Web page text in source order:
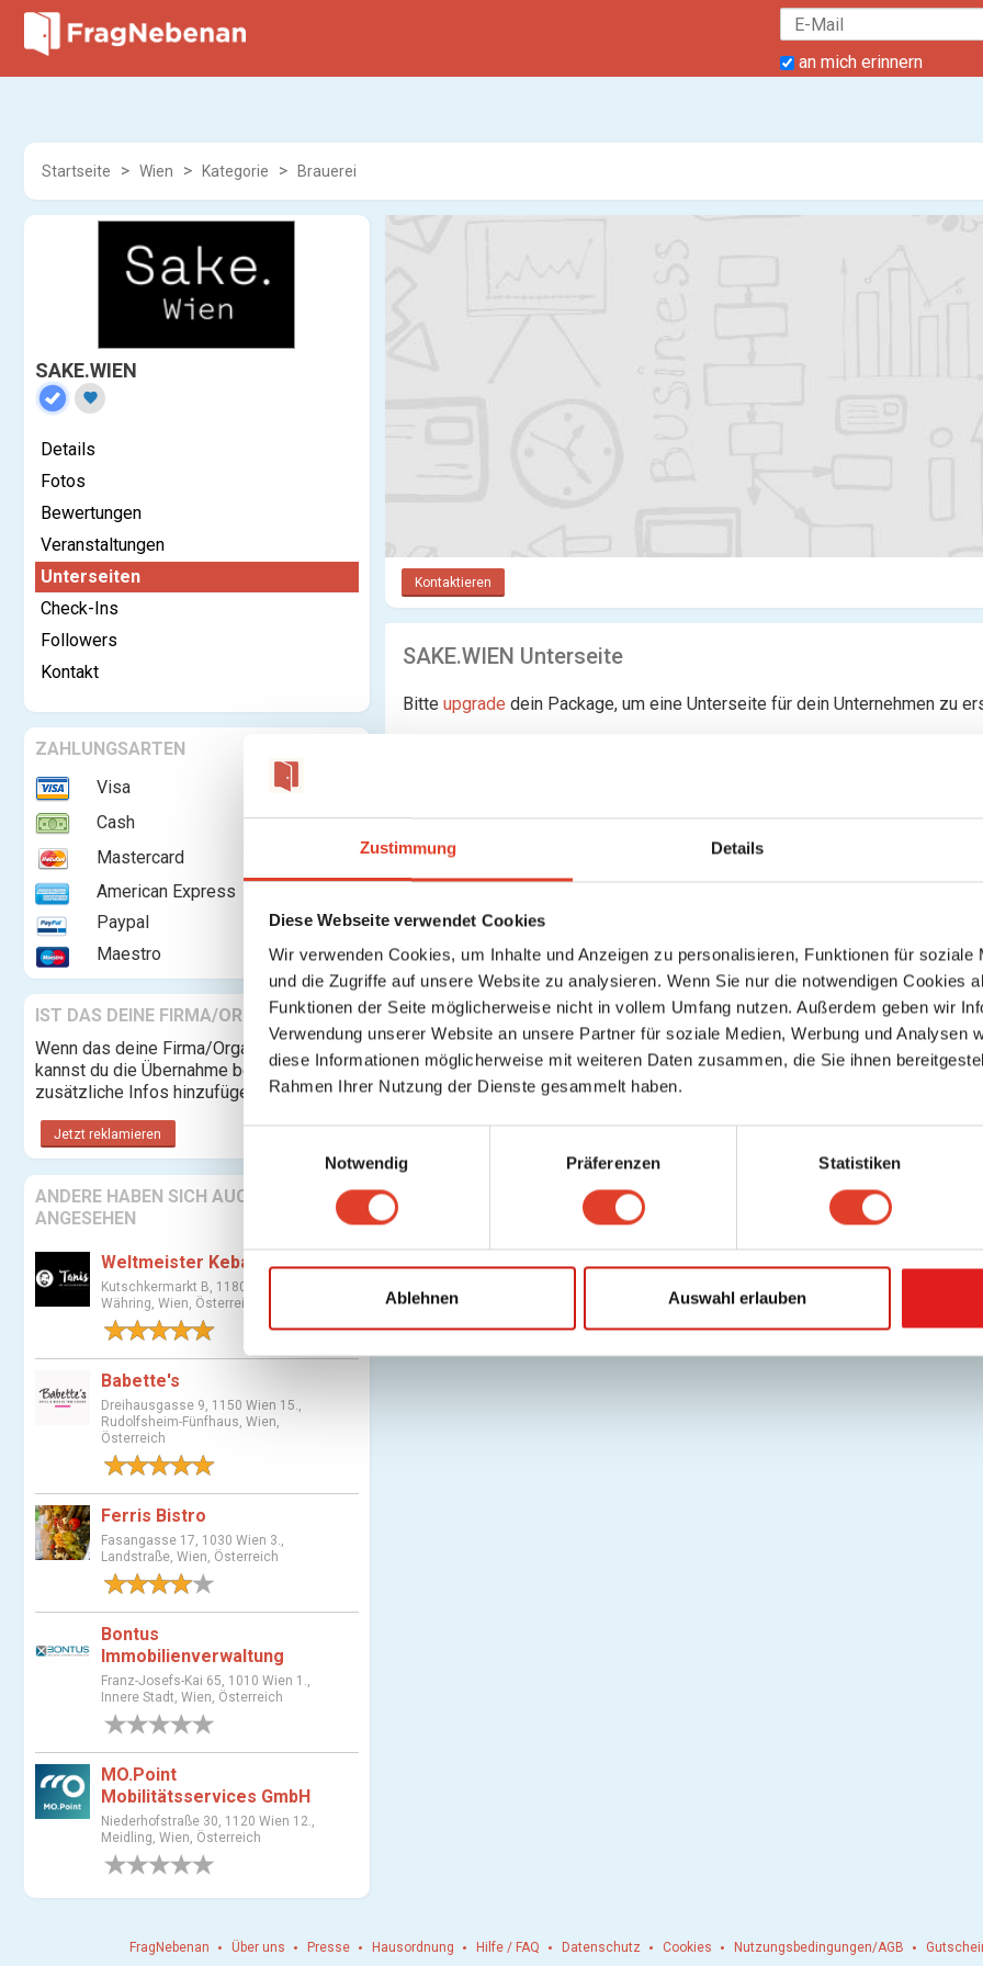
Zustimmung Details
Diese Webseite verwendet Cookies
Wir verwenden Cookies, um Inhalte und Anzeigen zu personalisieren, Funktionen für soziale
und die Zugriffe auf unsere Website zu analysieren. Wenn Sie nur die notwendigen Cookies
Funktionen der Seite möglicherweise nicht in vollem Umfang nutzen. Außerdem geben wir
Verwendung unserer Website an unsere Partner für soziale Medien, Werbung und Analysen
diese Informationen möglicherweise mit weiteren Daten zusammen, die Sie ihnen
Rahmen Ihrer Nutzung der Dienste gesammelt haben.
i
n
l
l
g
n
g
s
w
h
Notwendig Präferenzen Statistiken
Ablehnen Auswahl erlauben
an mich erinnern
Startseite Wien Kategorie Brauerei
SAKE.WIEN
favorite
Details
Fotos
Bewertungen
Veranstaltungen
Unterseiten
Check-Ins
Followers
Kontakt
ZAHLUNGSARTEN
Visa
Cash
Mastercard
American Express
Paypal
Maestro
IST DAS DEINE FIRMA/ORGANISATION?
Wenn das deine Firma/Organisation ist,
kannst du die Übernahme beantragen und
zusätzliche Infos hinzufügen.
Jetzt reklamieren
ANDERE HABEN SICH AUCH
ANGESEHEN
Weltmeister Kebap / Tanis
Kutschkermarkt B, 1180 Wien 18.,
Währing, Wien, Österreich
1 Bewertung
Babette's
Dreihausgasse 9, 1150 Wien 15.,
Rudolfsheim-Fünfhaus, Wien,
Österreich
Ferris Bistro
Fasangasse 17, 1030 Wien 3.,
Landstraße, Wien, Österreich
Bontus
Immobilienverwaltung
Franz-Josefs-Kai 65, 1010 Wien 1.,
Innere Stadt, Wien, Österreich
MO.Point
Mobilitätsservices GmbH
Niederhofstraße 30, 1120 Wien 12.,
Meidling, Wien, Österreich
Kontaktieren
SAKE.WIEN Unterseite
Bitte upgrade dein Package, um eine Unterseite für dein Unternehmen zu
FragNebenan Über uns Presse Hausordnung Hilfe / FAQ Datenschutz Cookies Nutzungsbedingungen/AGB